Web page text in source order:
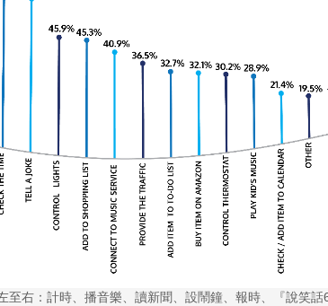
至右：計時、播音樂、讀新聞、設鬧鐘、報時、『說笑話